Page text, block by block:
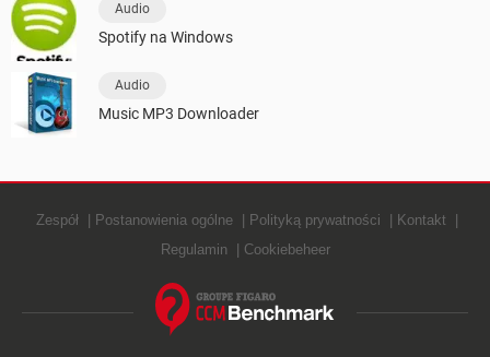
Audio
Spotify na Windows
Audio
Music MP3 Downloader
Zespół Postanowienia ogólne Polityką prywatności
Kontakt
Regulamin
Cookiebeheer